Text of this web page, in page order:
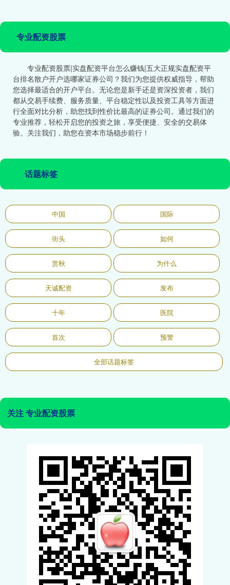
专业配资股票
专业配资股票|实盘配资平台怎么赚钱|五大正规实盘配资平
台排名散户开户选哪家证券公司？我们为您提供权威指导，帮助
您选择最适合的开户平台。无论您是新手还是资深投资者，我们
都从交易手续费、服务质量、平台稳定性以及投资工具等方面进
行全面对比分析，助您找到性价比最高的证券公司。通过我们的
专业推荐，轻松开启您的投资之旅，享受便捷、安全的交易体
验。关注我们，助您在资本市场稳步前行！
话题标签
中国 国际
街头 如何
赏秋 为什么
天诚配资 发布
十年 医院
首次 预警
全部话题标签
关注 专业配资股票